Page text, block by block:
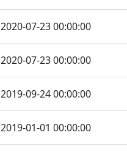
2020-07-23 00:00:00
2020-07-23 00:00:00
2019-09-24 00:00:00
2019-01-01 00:00:00